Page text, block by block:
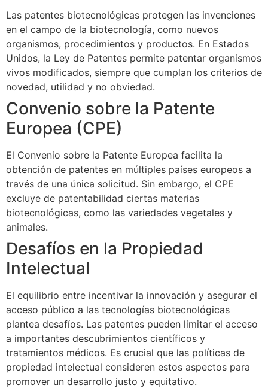
Las patentes biotecnológicas protegen las invenciones
en el campo de la biotecnología, como nuevos
organismos, procedimientos y productos. En Estados
Unidos, la Ley de Patentes permite patentar organismos
vivos modificados, siempre que cumplan los criterios de
novedad, utilidad y no obviedad.
Convenio sobre la Patente
Europea (CPE)
El Convenio sobre la Patente Europea facilita la
obtención de patentes en múltiples países europeos a
través de una única solicitud. Sin embargo, el CPE
excluye de patentabilidad ciertas materias
biotecnológicas, como las variedades vegetales y
animales.
Desafíos en la Propiedad
Intelectual
El equilibrio entre incentivar la innovación y asegurar el
acceso público a las tecnologías biotecnológicas
plantea desafíos. Las patentes pueden limitar el acceso
a importantes descubrimientos científicos y
tratamientos médicos. Es crucial que las políticas de
propiedad intelectual consideren estos aspectos para
promover un desarrollo justo y equitativo.